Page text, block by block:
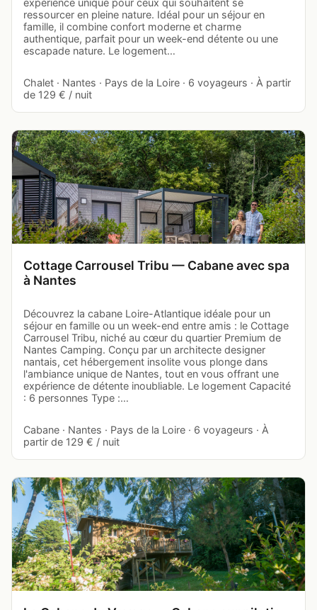
expérience unique pour ceux qui souhaitent se
ressourcer en pleine nature. Idéal pour un séjour en
famille, il combine confort moderne et charme
authentique, parfait pour un week-end détente ou une
escapade nature. Le logement…
Chalet · Nantes · Pays de la Loire · 6 voyageurs · À partir
de 129 € / nuit
Cottage Carrousel Tribu — Cabane avec spa
à Nantes
Découvrez la cabane Loire-Atlantique idéale pour un
séjour en famille ou un week-end entre amis : le Cottage
Carrousel Tribu, niché au cœur du quartier Premium de
Nantes Camping. Conçu par un architecte designer
nantais, cet hébergement insolite vous plonge dans
l'ambiance unique de Nantes, tout en vous offrant une
expérience de détente inoubliable. Le logement Capacité
: 6 personnes Type :…
Cabane · Nantes · Pays de la Loire · 6 voyageurs · À
partir de 129 € / nuit